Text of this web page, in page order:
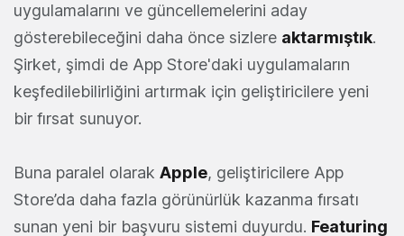
uygulamalarını ve güncellemelerini aday
gösterebileceğini daha önce sizlere aktarmıştık.
Şirket, şimdi de App Store'daki uygulamaların
keşfedilebilirliğini artırmak için geliştiricilere yeni
bir fırsat sunuyor.
Buna paralel olarak Apple, geliştiricilere App
Store’da daha fazla görünürlük kazanma fırsatı
sunan yeni bir başvuru sistemi duyurdu. Featuring